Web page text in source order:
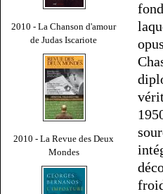
2010 - La Chanson d'amour
de Judas Iscariote
2010 - La Revue des Deux
Mondes